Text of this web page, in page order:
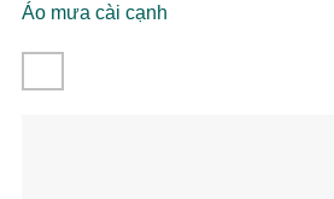
Áo mưa cài cạnh